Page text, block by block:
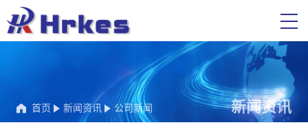
首页 新闻资讯 公司新闻 新闻资讯